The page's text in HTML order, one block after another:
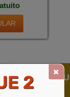
a
Monitora e
SOLICITOU
2